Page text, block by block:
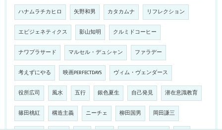
ハナムラチカヒロ 矢野和男 カタカムナ リフレクション
エピジェネティクス 影山知明 クルミドコーヒー
ナワプラサード マルセル・デュシャン ファラデー
考えずにやる 映画PERFECTDAYS ヴィム・ヴェンダース
役所広司 風水 五行 銀色夏生 自己発見 潜在意識教育
篠田桃紅 構造主義 ニーチェ 柳田国男 岡田謙三